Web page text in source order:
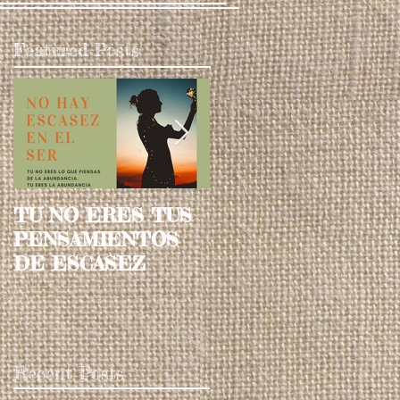
Featured Posts
TU NO ERES TUS
PENSAMIENTOS
DE ESCASEZ
CONCRETANDO T
US SUEÑOS A
TRAVES DE TU
CHAKRA SACRO
Recent Posts